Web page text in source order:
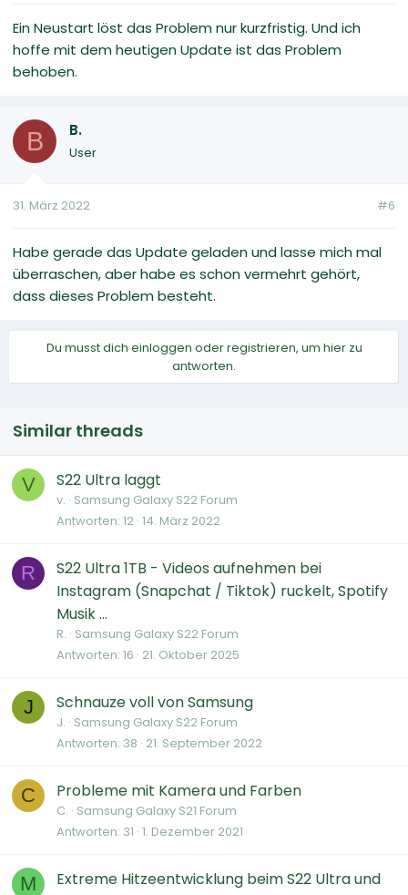
Ein Neustart löst das Problem nur kurzfristig. Und ich
hoffe mit dem heutigen Update ist das Problem
behoben.
B B.
User
31. März 2022 #6
Habe gerade das Update geladen und lasse mich mal
überraschen, aber habe es schon vermehrt gehört,
dass dieses Problem besteht.
Du musst dich einloggen oder registrieren, um hier zu
antworten.
Similar threads
V S22 Ultra laggt
v. Samsung Galaxy S22 Forum
Antworten 12 14. März 2022
R
S22 Ultra 1TB - Videos aufnehmen bei
Instagram (Snapchat / Tiktok) ruckelt, Spotify
Musik ...
R. Samsung Galaxy S22 Forum
Antworten 16 21. Oktober 2025
J Schnauze voll von Samsung
J. Samsung Galaxy S22 Forum
Antworten 38 21. September 2022
C Probleme mit Kamera und Farben
C. Samsung Galaxy S21 Forum
Antworten 31 1. Dezember 2021
M
Extreme Hitzeentwicklung beim S22 Ultra und